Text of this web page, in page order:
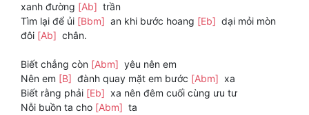
xanh đường [Ab] trần
Tìm lại để ủi [Bbm] an khi bước hoang [Eb] dại mỏi mòn
đôi [Ab] chân.
Biết chẳng còn [Abm] yêu nên em
Nên em [B] đành quay mặt em bước [Abm] xa
Biết rằng phải [Eb] xa nên đêm cuối cùng ưu tư
Nỗi buồn ta cho [Abm] ta